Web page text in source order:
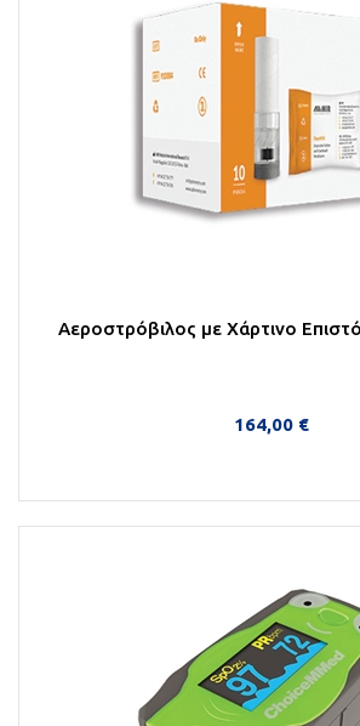
Αεροστρόβιλος με Χάρτινο
164,00 €